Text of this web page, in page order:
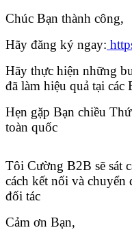
Chúc Bạn thành công,
Hãy đăng ký ngay:
Hãy thực hiện những
đã làm hiệu quả tại các
Hẹn gặp Bạn chiều
toàn quốc
Tôi Cường B2B sẽ sát
cách kết nối và chuyển
đối tác
Cảm ơn Bạn,